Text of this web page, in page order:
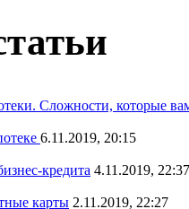
Сложности, которые
6.11.2019, 20:15
кредита 4.11.2019, 22:37
карты 2.11.2019, 22:27